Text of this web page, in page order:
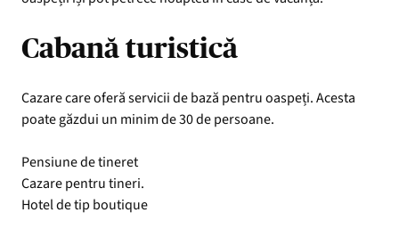
Cabană turistică
Cazare care oferă servicii de bază pentru oaspeți. Acesta
poate găzdui un minim de 30 de persoane.
Pensiune de tineret
Cazare pentru tineri.
Hotel de tip boutique